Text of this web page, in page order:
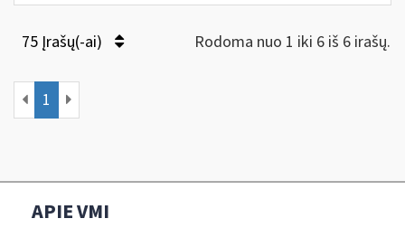
75 Įrašų(-ai) Rodoma nuo 1 iki 6 iš 6 irašų.
1
APIE VMI